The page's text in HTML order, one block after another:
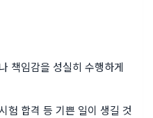
책임감을 성실히 수행하게
험 합격 등 기쁜 일이 생길 것